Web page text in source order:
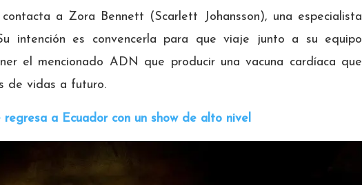
a Zora Bennett (Scarlett Johansson), una especialista
intención es convencerla para que viaje junto a su equipo
el mencionado ADN que producir una vacuna cardíaca que
de vidas a futuro.
regresa a Ecuador con un show de alto nivel